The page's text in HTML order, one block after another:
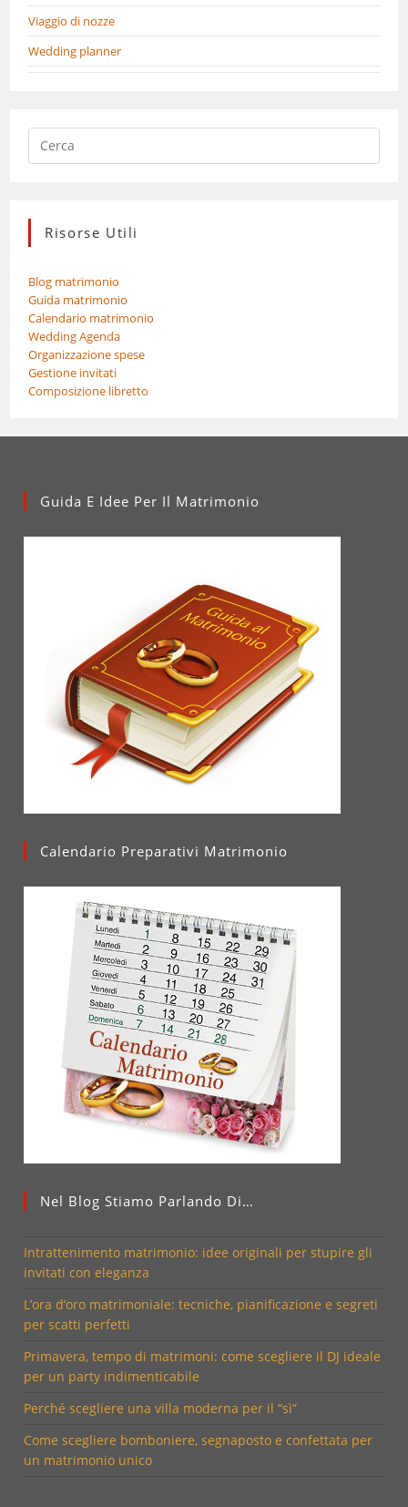
Viaggio di nozze
Wedding planner
Risorse Utili
Blog matrimonio
Guida matrimonio
Calendario matrimonio
Wedding Agenda
Organizzazione spese
Gestione invitati
Composizione libretto
Guida E Idee Per Il Matrimonio
Calendario Preparativi Matrimonio
Nel Blog Stiamo Parlando Di…
Intrattenimento matrimonio: idee originali per stupire gli
invitati con eleganza
L’ora d’oro matrimoniale: tecniche, pianificazione e segreti
per scatti perfetti
Primavera, tempo di matrimoni: come scegliere il DJ ideale
per un party indimenticabile
Perché scegliere una villa moderna per il “sì”
Come scegliere bomboniere, segnaposto e confettata per
un matrimonio unico